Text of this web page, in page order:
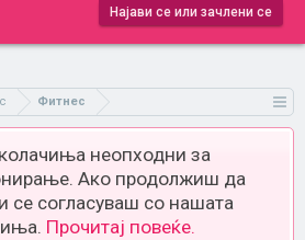
Најави се или зачлени се
Фитнес
колачиња неопходни за
Ако продолжиш да
се согласуваш со нашата
Прочитај повеќе.